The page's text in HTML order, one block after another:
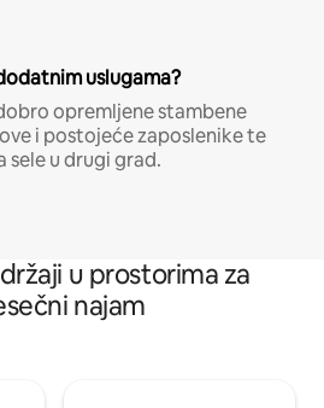
uslugama?
opremljene stambene
i postojeće zaposlenike te
sele u drugi grad.
u prostorima za
najam